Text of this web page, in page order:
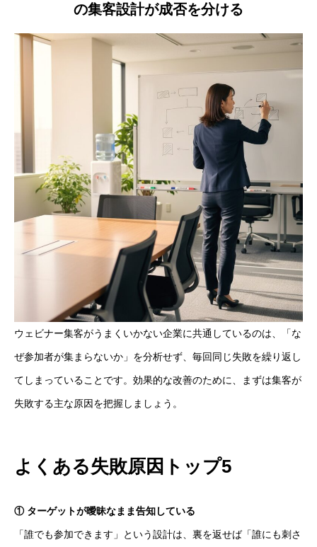
の集客設計が成否を分ける
ウェビナー集客がうまくいかない企業に共通しているのは、「な
ぜ参加者が集まらないか」を分析せず、毎回同じ失敗を繰り返し
てしまっていることです。効果的な改善のために、まずは集客が
失敗する主な原因を把握しましょう。
よくある失敗原因トップ5
① ターゲットが曖昧なまま告知している
「誰でも参加できます」という設計は、裏を返せば「誰にも刺さ